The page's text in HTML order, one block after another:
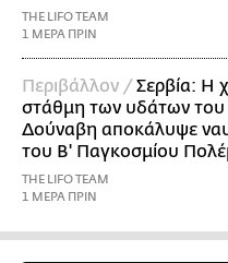
THE LIFO TEAM
1 ΜΕΡΑ ΠΡΙΝ
Περιβάλλον /Σερβία: Η
στάθμη των υδάτων του
Δούναβη αποκάλυψε
του Β' Παγκοσμίου
THE LIFO TEAM
1 ΜΕΡΑ ΠΡΙΝ